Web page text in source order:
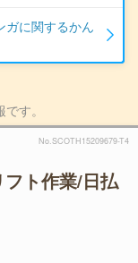
ガに関するかん
す。
No.SCOTH15209679-T4
フト作業/日払